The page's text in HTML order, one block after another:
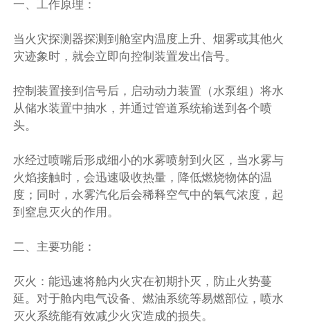
一、工作原理：
当火灾探测器探测到舱室内温度上升、烟雾或其他火
灾迹象时，就会立即向控制装置发出信号。
控制装置接到信号后，启动动力装置（水泵组）将水
从储水装置中抽水，并通过管道系统输送到各个喷
头。
水经过喷嘴后形成细小的水雾喷射到火区，当水雾与
火焰接触时，会迅速吸收热量，降低燃烧物体的温
度；同时，水雾汽化后会稀释空气中的氧气浓度，起
到窒息灭火的作用。
二、主要功能：
灭火：能迅速将舱内火灾在初期扑灭，防止火势蔓
延。对于舱内电气设备、燃油系统等易燃部位，喷水
灭火系统能有效减少火灾造成的损失。